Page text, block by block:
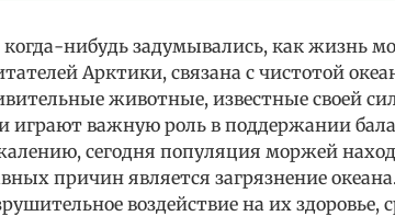
нибудь задумывались, как жизнь
Арктики, связана с чистотой
животные, известные своей
играют важную роль в поддержании
сегодня популяция моржей
причин является загрязнение
воздействие на их здоровье,